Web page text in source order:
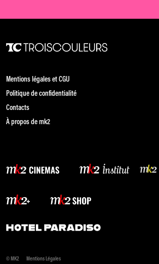
Mentions légales et CGU
Politique de confidentialité
Contacts
À propos de mk2
© MK2 Mentions Légales